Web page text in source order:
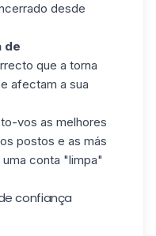
desde
de
que a torna
afectam a sua
vos as melhores
postos e as más
conta "limpa"
confiança